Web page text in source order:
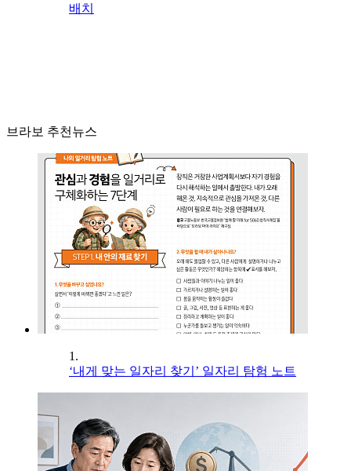
배치
브라보 추천뉴스
1.
‘내게 맞는 일자리 찾기’ 일자리 탐험 노트